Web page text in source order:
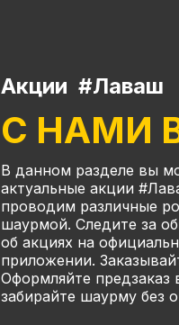
Акции #Лаваш
С НАМИ
В данном разделе вы
актуальные акции
проводим различные
шаурмой. Следите за
об акциях на
приложении.
Оформляйте
забирайте шаурму без